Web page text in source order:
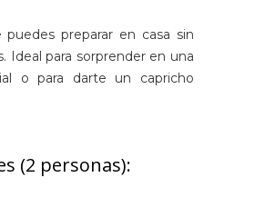
preparar en casa sin
Ideal para sorprender en una
o para darte un capricho
(2 personas):